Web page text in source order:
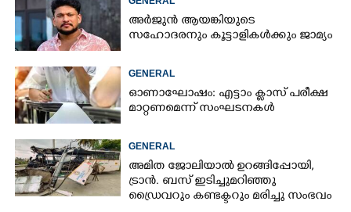
അർജുൻ ആയങ്കിയുടെ
സഹോദരനും കൂട്ടാളികൾക്കും ജാമ്യം
GENERAL
ഓണാഘോഷം: എട്ടാം ക്ളാസ് പരീക്ഷ
മാറ്റണമെന്ന് സംഘടനകൾ
GENERAL
അമിത ജോലിയാൽ ഉറങ്ങിപ്പോയി,
ട്രാൻ. ബസ് ഇടിച്ചുമറിഞ്ഞു
ഡ്രൈവറും കണ്ടക്ടറും മരിച്ചു സംഭവം